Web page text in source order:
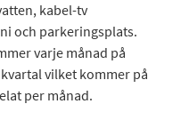
kabel-tv
och parkeringsplats.
varje månad på
vilket kommer på
per månad.